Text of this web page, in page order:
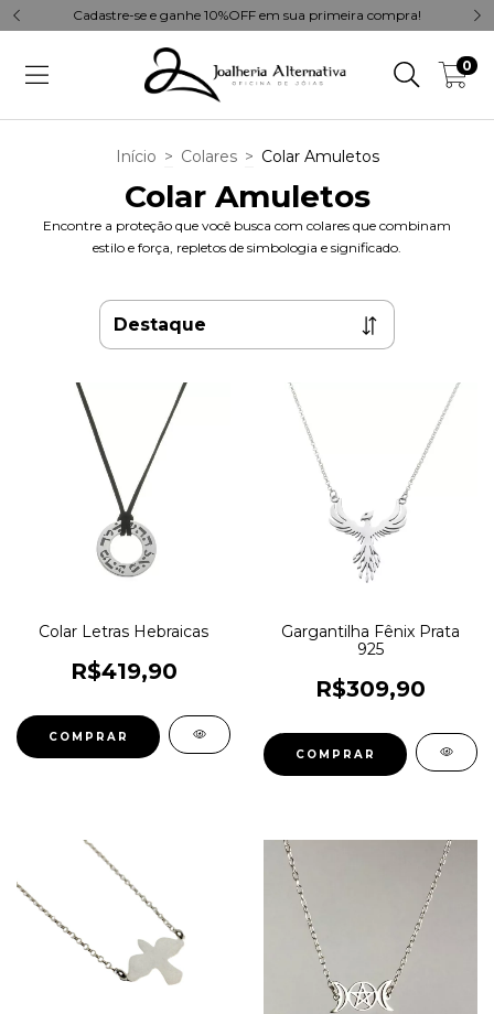
Cadastre-se e ganhe 10%OFF em sua primeira compra!
0
Início > Colares > Colar Amuletos
Colar Amuletos
Encontre a proteção que você busca com colares que combinam
estilo e força, repletos de simbologia e significado.
Colar Letras Hebraicas
R$419,90
Gargantilha Fênix Prata
925
R$309,90